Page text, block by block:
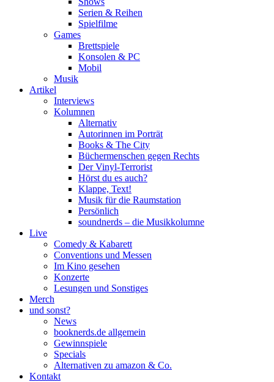
Serien & Reihen
Spielfilme
Games
Brettspiele
Konsolen & PC
Mobil
Musik
Artikel
Interviews
Kolumnen
Alternativ
Autorinnen im Porträt
Books & The City
Büchermenschen gegen Rechts
Der Vinyl-Terrorist
Hörst du es auch?
Klappe, Text!
Musik für die Raumstation
Persönlich
soundnerds – die Musikkolumne
Live
Comedy & Kabarett
Conventions und Messen
Im Kino gesehen
Konzerte
Lesungen und Sonstiges
Merch
und sonst?
News
booknerds.de allgemein
Gewinnspiele
Specials
Alternativen zu amazon & Co.
Kontakt